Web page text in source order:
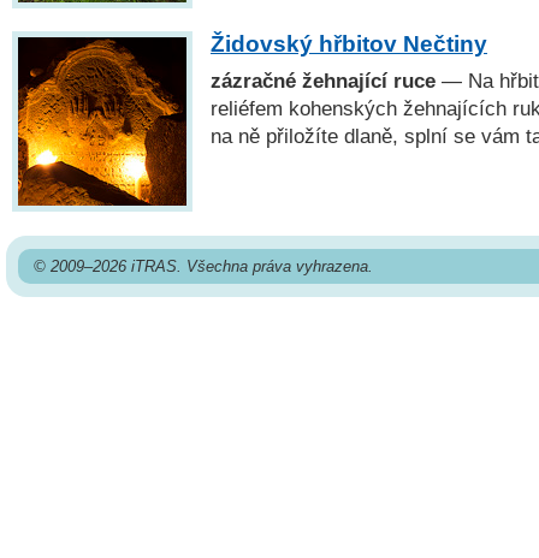
Židovský hřbitov Nečtiny
zázračné žehnající ruce — Na
reliéfem kohenských žehnajících
na ně přiložíte dlaně, splní se vám
© 2009–2026 iTRAS. Všechna práva vyhrazena.